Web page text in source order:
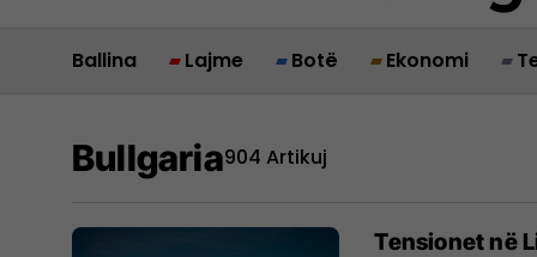
Ballina Lajme Botë Ekonomi
Bullgaria904 Artikuj
Tensionet në